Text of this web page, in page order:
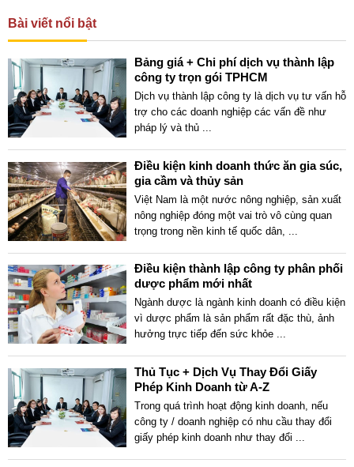
Bài viết nổi bật
Bảng giá + Chi phí dịch vụ thành lập
công ty trọn gói TPHCM
Dịch vụ thành lập công ty là dịch vụ tư vấn hỗ
trợ cho các doanh nghiệp các vấn đề như
pháp lý và thủ ...
Điều kiện kinh doanh thức ăn gia súc,
gia cầm và thủy sản
Việt Nam là một nước nông nghiệp, sản xuất
nông nghiệp đóng một vai trò vô cùng quan
trọng trong nền kinh tế quốc dân,
Điều kiện thành lập công ty phân phối
dược phẩm mới nhất
Ngành dược là ngành kinh doanh có điều kiện
vì dược phẩm là sản phẩm rất đặc thù, ảnh
hưởng trực tiếp đến sức khỏe ...
Thủ Tục + Dịch Vụ Thay Đổi Giấy
Phép Kinh Doanh từ A-Z
Trong quá trình hoạt động kinh doanh, nếu
công ty / doanh nghiệp có nhu cầu thay đổi
giấy phép kinh doanh như thay đổi ...